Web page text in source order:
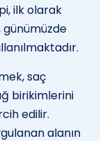
ilk olarak
günümüzde
saç
birikimlerini
edilir.
alanın